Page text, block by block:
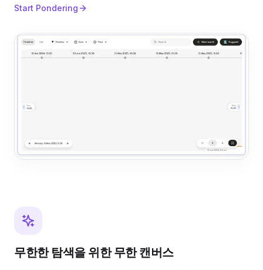
Start Pondering
무한한 탐색을 위한 무한 캔버스